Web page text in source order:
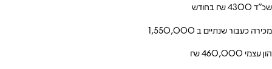
שכ”ד 4300 ₪ בחודש
מכירה כעבור שנתיים ב 1,550,000
הון עצמי 460,000 ₪